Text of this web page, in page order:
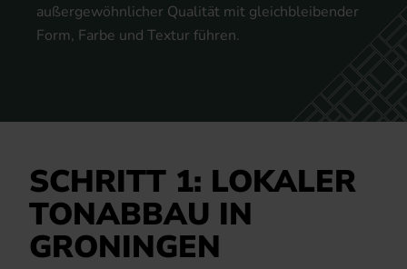
außergewöhnlicher Qualität mit gleichbleibender
Form, Farbe und Textur führen.
SCHRITT 1: LOKALER
TONABBAU IN
GRONINGEN